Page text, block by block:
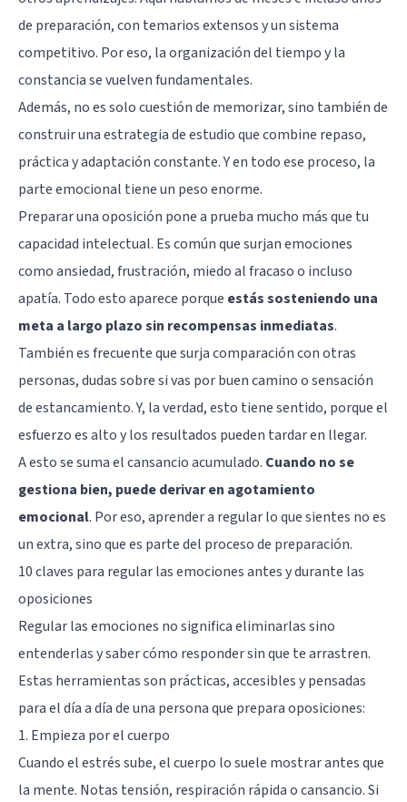
de preparación, con temarios extensos y un sistema
competitivo. Por eso, la organización del tiempo y la
constancia se vuelven fundamentales.
Además, no es solo cuestión de memorizar, sino también de
construir una estrategia de estudio que combine repaso,
práctica y adaptación constante. Y en todo ese proceso, la
parte emocional tiene un peso enorme.
Preparar una oposición pone a prueba mucho más que tu
capacidad intelectual. Es común que surjan emociones
como ansiedad, frustración, miedo al fracaso o incluso
apatía. Todo esto aparece porque estás sosteniendo una
meta a largo plazo sin recompensas inmediatas.
También es frecuente que surja comparación con otras
personas, dudas sobre si vas por buen camino o sensación
de estancamiento. Y, la verdad, esto tiene sentido, porque el
esfuerzo es alto y los resultados pueden tardar en llegar.
A esto se suma el cansancio acumulado. Cuando no se
gestiona bien, puede derivar en agotamiento
emocional. Por eso, aprender a regular lo que sientes no es
un extra, sino que es parte del proceso de preparación.
10 claves para regular las emociones antes y durante las
oposiciones
Regular las emociones no significa eliminarlas sino
entenderlas y saber cómo responder sin que te arrastren.
Estas herramientas son prácticas, accesibles y pensadas
para el día a día de una persona que prepara oposiciones:
1. Empieza por el cuerpo
Cuando el estrés sube, el cuerpo lo suele mostrar antes que
la mente. Notas tensión, respiración rápida o cansancio. Si